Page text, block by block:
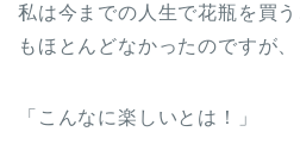
私は今までの人生で花瓶を買
もほとんどなかったのですが、
「こんなに楽しいとは！」